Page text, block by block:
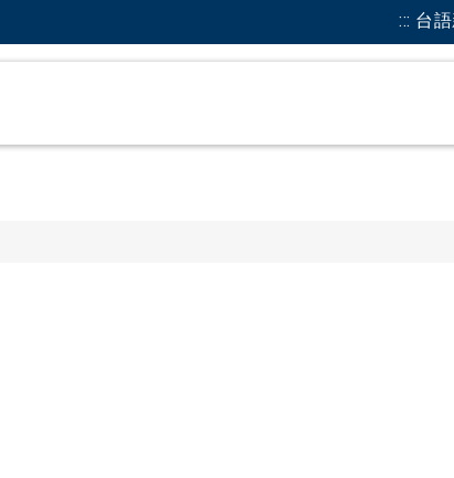
::: 台